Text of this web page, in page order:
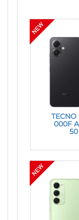
TECNO
000F